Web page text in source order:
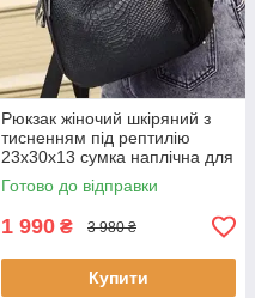
Рюкзак жіночий шкіряний з
тисненням під рептилію
23х30х13 сумка наплічна для
міста чорна натуральна
шкіра
Готово до відправки
1 990 ₴ 3 980 ₴
Купити